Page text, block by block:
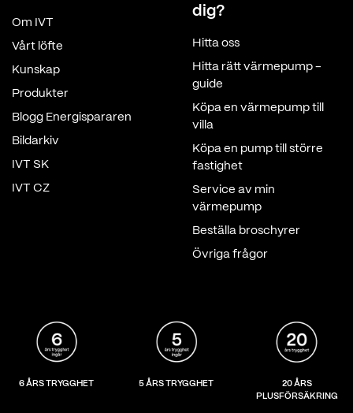
Om IVT
Vårt löfte
Kunskap
Produkter
Blogg Energispararen
Bildarkiv
IVT SK
IVT CZ
dig?
Hitta oss
Hitta rätt värmepump -
guide
Köpa en värmepump till
villa
Köpa en pump till större
fastighet
Service av min
värmepump
Beställa broschyrer
Övriga frågor
6 ÅRS TRYGGHET 5 ÅRS TRYGGHET
20 ÅRS
PLUSFÖRSÄKRING